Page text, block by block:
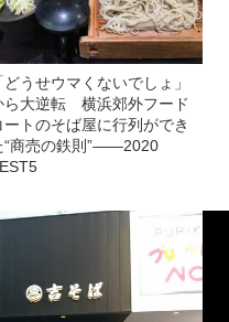
どうせウマくないでしょ」
ら大逆転 横浜郊外フード
ートのそば屋に行列ができ
“商売の鉄則”――2020